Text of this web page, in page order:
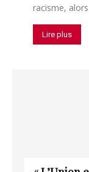
racisme,
Lire plus